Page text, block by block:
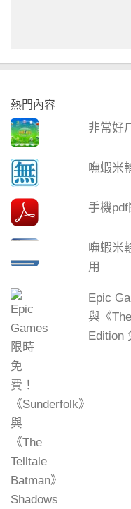
熱門內容
非常好
嘸蝦米
手機
嘸蝦米
用
Epic
與《
Edition